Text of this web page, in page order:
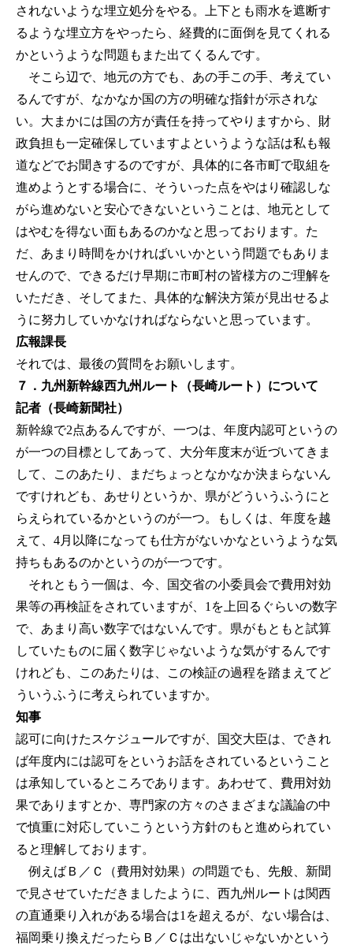
されないような埋立処分をやる。上下とも雨水を遮断す
るような埋立方をやったら、経費的に面倒を見てくれる
かというような問題もまた出てくるんです。
そこら辺で、地元の方でも、あの手この手、考えてい
るんですが、なかなか国の方の明確な指針が示されな
い。大まかには国の方が責任を持ってやりますから、財
政負担も一定確保していますよというような話は私も報
道などでお聞きするのですが、具体的に各市町で取組を
進めようとする場合に、そういった点をやはり確認しな
がら進めないと安心できないということは、地元として
はやむを得ない面もあるのかなと思っております。た
だ、あまり時間をかければいいかという問題でもありま
せんので、できるだけ早期に市町村の皆様方のご理解を
いただき、そしてまた、具体的な解決方策が見出せるよ
うに努力していかなければならないと思っています。
広報課長
それでは、最後の質問をお願いします。
７．九州新幹線西九州ルート（長崎ルート）について
記者（長崎新聞社）
新幹線で2点あるんですが、一つは、年度内認可というの
が一つの目標としてあって、大分年度末が近づいてきま
して、このあたり、まだちょっとなかなか決まらないん
ですけれども、あせりというか、県がどういうふうにと
らえられているかというのが一つ。もしくは、年度を越
えて、4月以降になっても仕方がないかなというような気
持ちもあるのかというのが一つです。
それともう一個は、今、国交省の小委員会で費用対効
果等の再検証をされていますが、1を上回るぐらいの数字
で、あまり高い数字ではないんです。県がもともと試算
していたものに届く数字じゃないような気がするんです
けれども、このあたりは、この検証の過程を踏まえてど
ういうふうに考えられていますか。
知事
認可に向けたスケジュールですが、国交大臣は、できれ
ば年度内には認可をというお話をされているということ
は承知しているところであります。あわせて、費用対効
果でありますとか、専門家の方々のさまざまな議論の中
で慎重に対応していこうという方針のもと進められてい
ると理解しております。
例えばＢ／Ｃ（費用対効果）の問題でも、先般、新聞
で見させていただきましたように、西九州ルートは関西
の直通乗り入れがある場合は1を超えるが、ない場合は、
福岡乗り換えだったらＢ／Ｃは出ないじゃないかという